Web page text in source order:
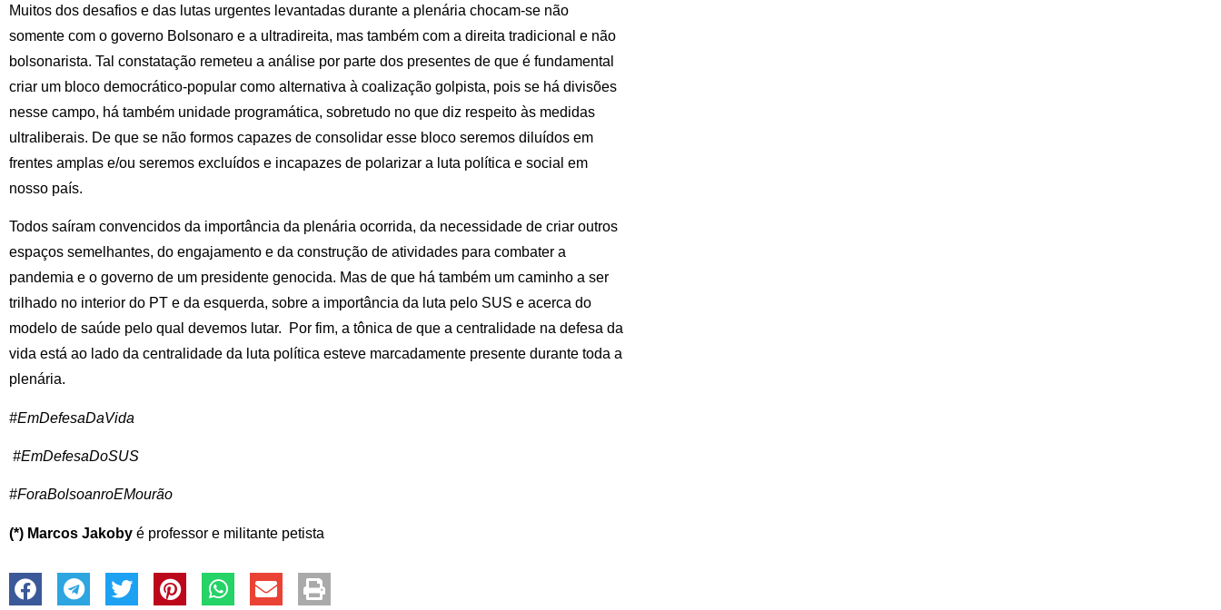
Muitos dos desafios e das lutas urgentes levantadas durante a plenária chocam-se não
somente com o governo Bolsonaro e a ultradireita, mas também com a direita tradicional e não
bolsonarista. Tal constatação remeteu a análise por parte dos presentes de que é fundamental
criar um bloco democrático-popular como alternativa à coalização golpista, pois se há divisões
nesse campo, há também unidade programática, sobretudo no que diz respeito às medidas
ultraliberais. De que se não formos capazes de consolidar esse bloco seremos diluídos em
frentes amplas e/ou seremos excluídos e incapazes de polarizar a luta política e social em
nosso país.
Todos saíram convencidos da importância da plenária ocorrida, da necessidade de criar outros
espaços semelhantes, do engajamento e da construção de atividades para combater a
pandemia e o governo de um presidente genocida. Mas de que há também um caminho a ser
trilhado no interior do PT e da esquerda, sobre a importância da luta pelo SUS e acerca do
modelo de saúde pelo qual devemos lutar. Por fim, a tônica de que a centralidade na defesa da
vida está ao lado da centralidade da luta política esteve marcadamente presente durante toda a
plenária.
#EmDefesaDaVida
#EmDefesaDoSUS
#ForaBolsoanroEMourão
(*) Marcos Jakoby é professor e militante petista